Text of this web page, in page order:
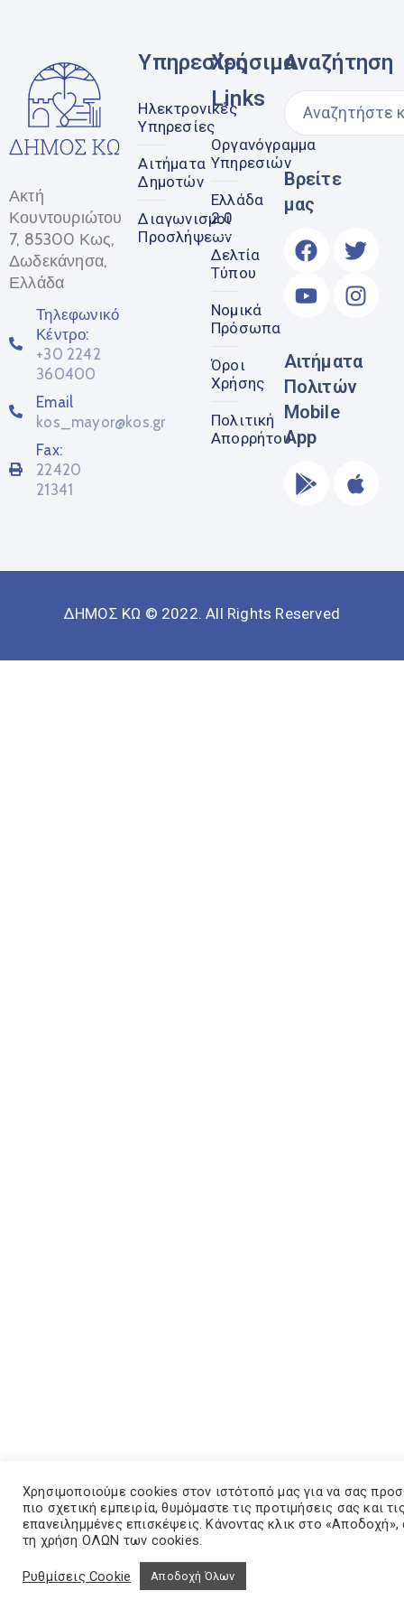
Ακτή
Κουντουριώτου
7, 85300 Κως,
Δωδεκάνησα,
Ελλάδα
Τηλεφωνικό
Κέντρο:
+30 2242
360400
Email
kos_mayor@kos.gr
Fax:
22420
21341
Υπηρεσίες
Ηλεκτρονικές
Υπηρεσίες
Αιτήματα
Δημοτών
Διαγωνισμοί
Προσλήψεων
Χρήσιμα
Links
Οργανόγραμμα
Υπηρεσιών
Ελλάδα
2.0
Δελτία
Τύπου
Νομικά
Πρόσωπα
Όροι
Χρήσης
Πολιτική
Απορρήτου
Αναζήτηση
Βρείτε
μας
Αιτήματα
Πολιτών
Mobile
App
ΔΗΜΟΣ ΚΩ © 2022. All Rights Reserved
Χρησιμοποιούμε cookies στον ιστότοπό μας για να σας
πιο σχετική εμπειρία, θυμόμαστε τις προτιμήσεις σας και
επανειλημμένες επισκέψεις. Κάνοντας κλικ στο
τη χρήση ΟΛΩΝ των cookies.
Ρυθμίσεις Cookie Αποδοχή Όλων